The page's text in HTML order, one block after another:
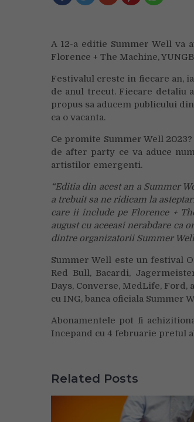
A 12-a editie Summer Well va
Florence + The Machine,
Festivalul creste in fiecare an,
de anul trecut. Fiecare detaliu
propus sa aducem publicului
ca o vacanta.
Ce promite Summer Well
de after party ce va aduce
artistilor emergenti.
“Editia din acest an a Summer
a trebuit sa ne ridicam la
care ii include pe Florence +
august cu aceeasi nerabdare ca
dintre organizatorii Summer
Summer Well este un festival
Red Bull, Bacardi,
Days, Converse, MedLife, Ford,
cu ING, banca oficiala Summer
Abonamentele pot fi
Incepand cu 4 februarie pretul
Related Posts